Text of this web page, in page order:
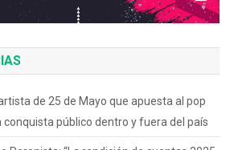
de 25 de Mayo que apuesta al pop
conquista público dentro y fuera del país